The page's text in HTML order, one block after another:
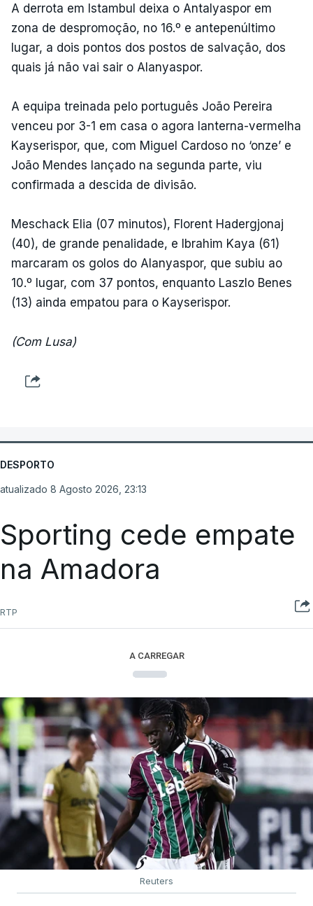
A derrota em Istambul deixa o Antalyaspor em
zona de despromoção, no 16.º e antepenúltimo
lugar, a dois pontos dos postos de salvação, dos
quais já não vai sair o Alanyaspor.
A equipa treinada pelo português João Pereira
venceu por 3-1 em casa o agora lanterna-vermelha
Kayserispor, que, com Miguel Cardoso no ‘onze’ e
João Mendes lançado na segunda parte, viu
confirmada a descida de divisão.
Meschack Elia (07 minutos), Florent Hadergjonaj
(40), de grande penalidade, e Ibrahim Kaya (61)
marcaram os golos do Alanyaspor, que subiu ao
10.º lugar, com 37 pontos, enquanto Laszlo Benes
(13) ainda empatou para o Kayserispor.
(Com Lusa)
DESPORTO
atualizado 8 Agosto 2026, 23:13
Sporting cede empate
na Amadora
RTP
A CARREGAR
Reuters